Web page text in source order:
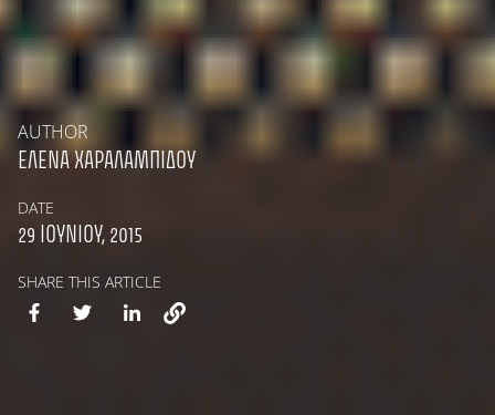
AUTHOR
ΈΛΕΝΑ ΧΑΡΑΛΑΜΠΊΔΟΥ
DATE
29 ΙΟΥΝΊΟΥ, 2015
SHARE THIS ARTICLE